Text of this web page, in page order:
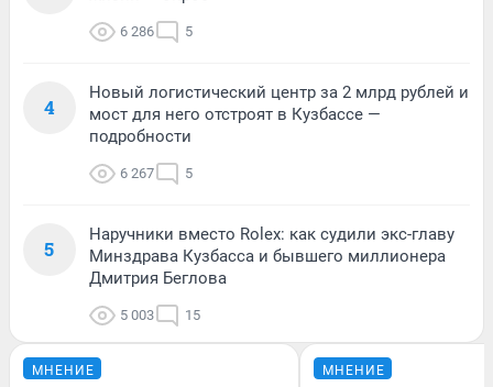
6 286 5
4
Новый логистический центр за 2 млрд рублей и
мост для него отстроят в Кузбассе —
подробности
6 267 5
5
Наручники вместо Rolex: как судили экс-главу
Минздрава Кузбасса и бывшего миллионера
Дмитрия Беглова
5 003 15
МНЕНИЕ МНЕНИЕ